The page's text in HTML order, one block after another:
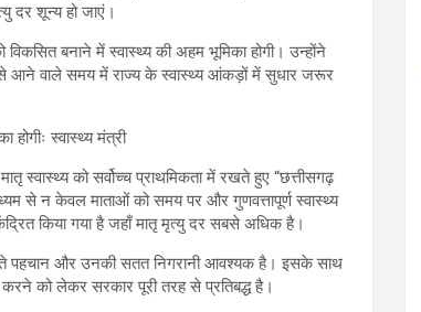
दर शून्य हो जाएं।
बनाने में स्वास्थ्य की अहम भूमिका होगी। उन्होंने
से आने वाले समय में राज्य के स्वास्थ्य आंकड़ों में सुधार जरूर
स्वास्थ्य को सर्वोच्च प्राथमिकता में रखते हुए “छत्तीसगढ़
से न केवल माताओं को समय पर और गुणवत्तापूर्ण स्वास्थ्य
किया गया है जहाँ मातृ मृत्यु दर सबसे अधिक है।
पहचान और उनकी सतत निगरानी आवश्यक है। इसके साथ
को लेकर सरकार पूरी तरह से प्रतिबद्ध है।